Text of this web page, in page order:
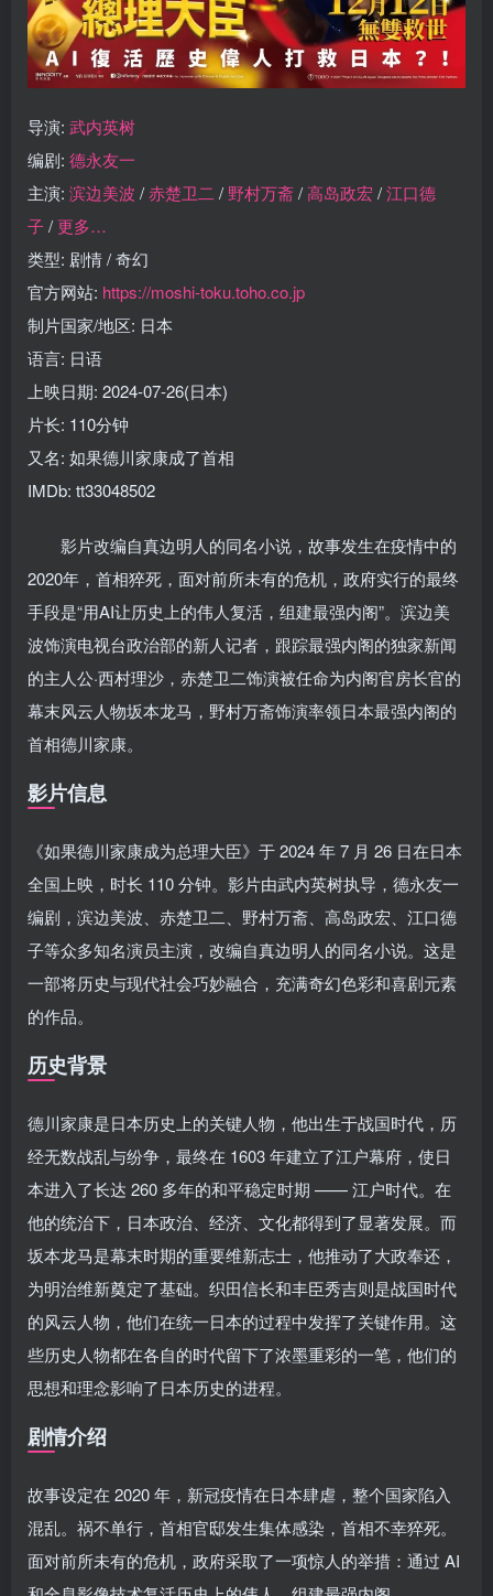
导演: 武内英树
编剧: 德永友一
主演: 滨边美波 /赤楚卫二 / 野村万斋/高岛政宏 /江口德
子/更多…
类型: 剧情 / 奇幻
官方网站: https://moshi-toku.toho.co.jp
制片国家/地区: 日本
语言: 日语
上映日期: 2024-07-26(日本)
片长: 110分钟
又名: 如果德川家康成了首相
IMDb: tt33048502
影片改编自真边明人的同名小说，故事发生在疫情中的
2020年，首相猝死，面对前所未有的危机，政府实行的最终
手段是“用AI让历史上的伟人复活，组建最强内阁”。滨边美
波饰演电视台政治部的新人记者，跟踪最强内阁的独家新闻
的主人公·西村理沙，赤楚卫二饰演被任命为内阁官房长官的
幕末风云人物坂本龙马，野村万斋饰演率领日本最强内阁的
首相德川家康。
影片信息
《如果德川家康成为总理大臣》于 2024 年 7 月 26 日在日本
全国上映，时长 110 分钟。影片由武内英树执导，德永友一
编剧，滨边美波、赤楚卫二、野村万斋、高岛政宏、江口德
子等众多知名演员主演，改编自真边明人的同名小说。这是
一部将历史与现代社会巧妙融合，充满奇幻色彩和喜剧元素
的作品。
历史背景
德川家康是日本历史上的关键人物，他出生于战国时代，历
经无数战乱与纷争，最终在 1603 年建立了江户幕府，使日
本进入了长达 260 多年的和平稳定时期 —— 江户时代。在
他的统治下，日本政治、经济、文化都得到了显著发展。而
坂本龙马是幕末时期的重要维新志士，他推动了大政奉还，
为明治维新奠定了基础。织田信长和丰臣秀吉则是战国时代
的风云人物，他们在统一日本的过程中发挥了关键作用。这
些历史人物都在各自的时代留下了浓墨重彩的一笔，他们的
思想和理念影响了日本历史的进程。
剧情介绍
故事设定在 2020 年，新冠疫情在日本肆虐，整个国家陷入
混乱。祸不单行，首相官邸发生集体感染，首相不幸猝死。
面对前所未有的危机，政府采取了一项惊人的举措：通过 AI